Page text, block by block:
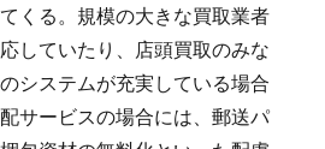
くる。規模の大きな買取業者
していたり、店頭買取のみな
システムが充実している場合
サービスの場合には、郵送パ